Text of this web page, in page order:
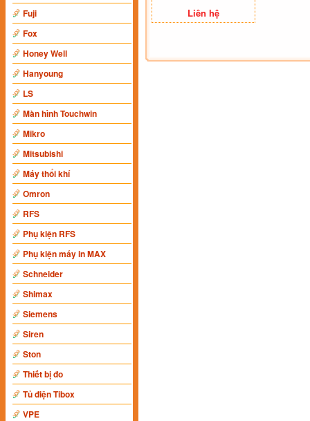
Fuji
Fox
Honey Well
Hanyoung
LS
Màn hình Touchwin
Mikro
Mitsubishi
Máy thổi khí
Omron
RFS
Phụ kiện RFS
Phụ kiện máy in MAX
Schneider
Shimax
Siemens
Siren
Ston
Thiết bị đo
Tủ điện Tibox
VPE
Liên hệ